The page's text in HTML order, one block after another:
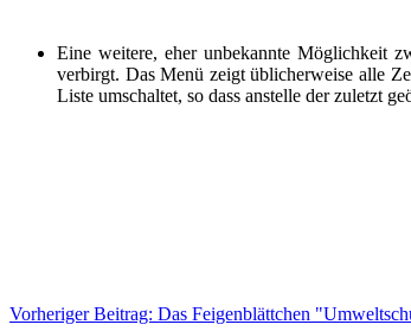
Eine weitere, eher unbekannte Möglichkeit
verbirgt. Das Menü zeigt üblicherweise alle
Liste umschaltet, so dass anstelle der zuletzt
Vorheriger Beitrag: Das Feigenblättchen